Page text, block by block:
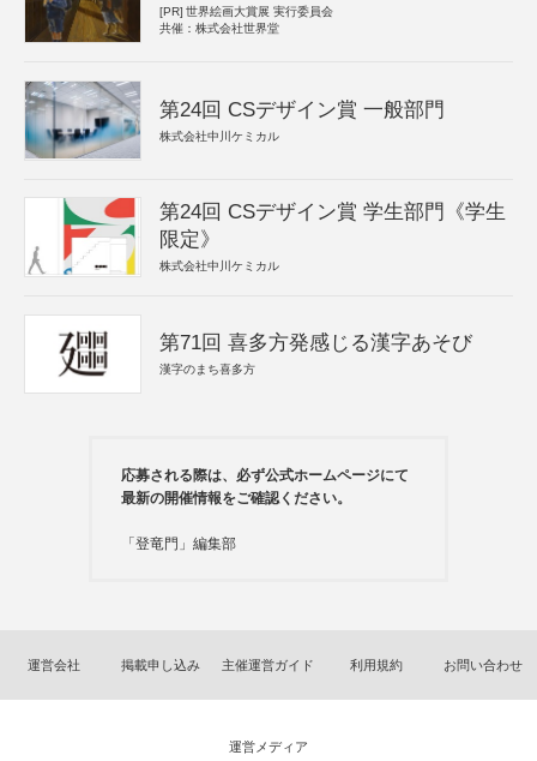
[PR] 世界絵画大賞展 実行委員会
共催：株式会社世界堂
第24回 CSデザイン賞 一般部門
株式会社中川ケミカル
第24回 CSデザイン賞 学生部門《学生
限定》
株式会社中川ケミカル
第71回 喜多方発感じる漢字あそび
漢字のまち喜多方
応募される際は、必ず公式ホームページにて
最新の開催情報をご確認ください。
「登竜門」編集部
運営会社 掲載申し込み 主催運営ガイド 利用規約 お問い合わせ
運営メディア